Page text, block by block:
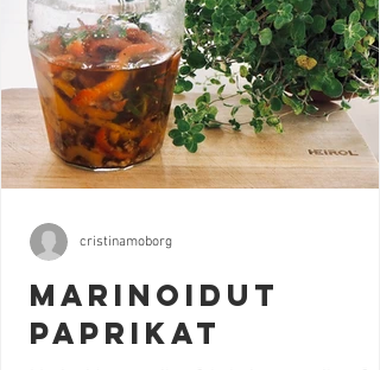
Marinoidut
paprikat
cristinamoborg